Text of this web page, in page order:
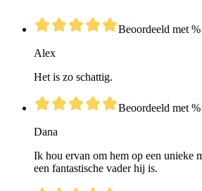
Beoordeeld met
Alex
Het is zo schattig.
Beoordeeld met
Dana
Ik hou ervan om hem op een unieke
een fantastische vader hij is.